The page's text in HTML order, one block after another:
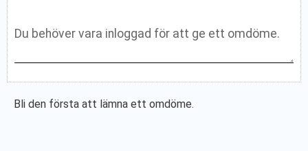
Bli den första att lämna ett omdöme.